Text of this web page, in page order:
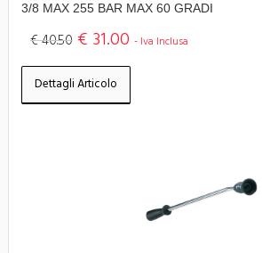
3/8 MAX 255 BAR MAX 60 GRADI
€ 40.50 € 31.00 - Iva Inclusa
Dettagli Articolo